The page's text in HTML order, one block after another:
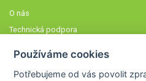
O nás
Technická podpora
Členové STOBklubu
Používáme cookies
Potřebujeme od vás povolit